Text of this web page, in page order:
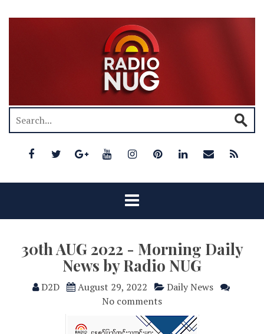
30th AUG 2022 - Morning Daily
News by Radio NUG
D2D August 29, 2022
Daily News
No comments